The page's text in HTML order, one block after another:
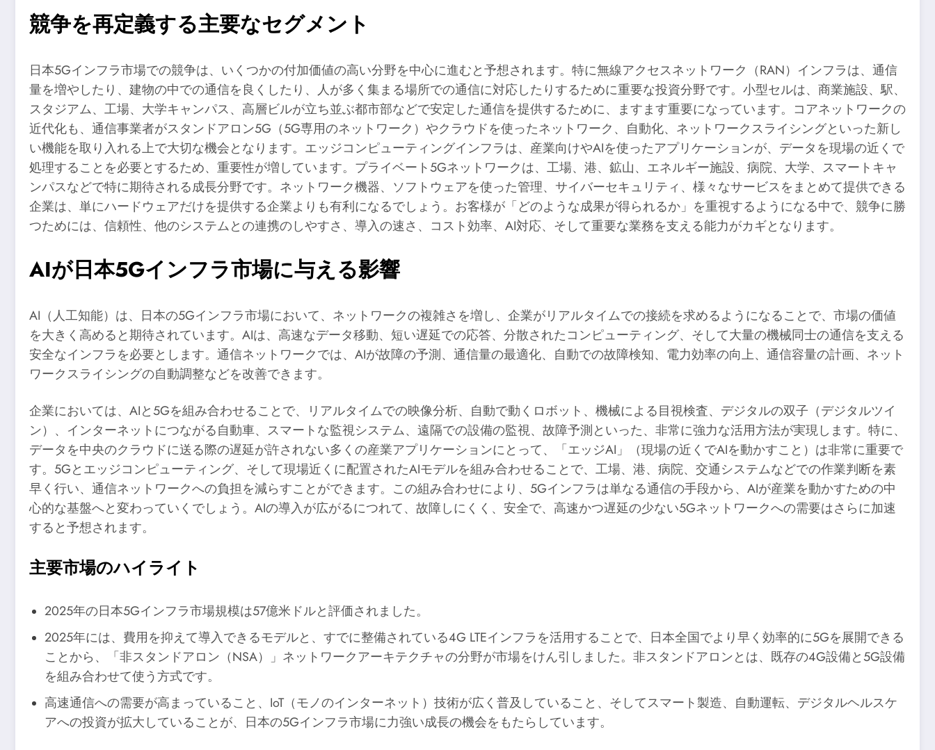
競争を再定義する主要なセグメント
日本5Gインフラ市場での競争は、いくつかの付加価値の高い分野を中心に進むと予想されます。特に無線アクセスネットワーク（RAN）インフラは、通信
量を増やしたり、建物の中での通信を良くしたり、人が多く集まる場所での通信に対応したりするために重要な投資分野です。小型セルは、商業施設、駅、
スタジアム、工場、大学キャンパス、高層ビルが立ち並ぶ都市部などで安定した通信を提供するために、ますます重要になっています。コアネットワークの
近代化も、通信事業者がスタンドアロン5G（5G専用のネットワーク）やクラウドを使ったネットワーク、自動化、ネットワークスライシングといった新し
い機能を取り入れる上で大切な機会となります。エッジコンピューティングインフラは、産業向けやAIを使ったアプリケーションが、データを現場の近くで
処理することを必要とするため、重要性が増しています。プライベート5Gネットワークは、工場、港、鉱山、エネルギー施設、病院、大学、スマートキャ
ンパスなどで特に期待される成長分野です。ネットワーク機器、ソフトウェアを使った管理、サイバーセキュリティ、様々なサービスをまとめて提供できる
企業は、単にハードウェアだけを提供する企業よりも有利になるでしょう。お客様が「どのような成果が得られるか」を重視するようになる中で、競争に勝
つためには、信頼性、他のシステムとの連携のしやすさ、導入の速さ、コスト効率、AI対応、そして重要な業務を支える能力がカギとなります。
AIが日本5Gインフラ市場に与える影響
AI（人工知能）は、日本の5Gインフラ市場において、ネットワークの複雑さを増し、企業がリアルタイムでの接続を求めるようになることで、市場の価値
を大きく高めると期待されています。AIは、高速なデータ移動、短い遅延での応答、分散されたコンピューティング、そして大量の機械同士の通信を支える
安全なインフラを必要とします。通信ネットワークでは、AIが故障の予測、通信量の最適化、自動での故障検知、電力効率の向上、通信容量の計画、ネット
ワークスライシングの自動調整などを改善できます。
企業においては、AIと5Gを組み合わせることで、リアルタイムでの映像分析、自動で動くロボット、機械による目視検査、デジタルの双子（デジタルツイ
ン）、インターネットにつながる自動車、スマートな監視システム、遠隔での設備の監視、故障予測といった、非常に強力な活用方法が実現します。特に、
データを中央のクラウドに送る際の遅延が許されない多くの産業アプリケーションにとって、「エッジAI」（現場の近くでAIを動かすこと）は非常に重要で
す。5Gとエッジコンピューティング、そして現場近くに配置されたAIモデルを組み合わせることで、工場、港、病院、交通システムなどでの作業判断を素
早く行い、通信ネットワークへの負担を減らすことができます。この組み合わせにより、5Gインフラは単なる通信の手段から、AIが産業を動かすための中
心的な基盤へと変わっていくでしょう。AIの導入が広がるにつれて、故障しにくく、安全で、高速かつ遅延の少ない5Gネットワークへの需要はさらに加速
すると予想されます。
主要市場のハイライト
2025年の日本5Gインフラ市場規模は57億米ドルと評価されました。
2025年には、費用を抑えて導入できるモデルと、すでに整備されている4G LTEインフラを活用することで、日本全国でより早く効率的に5Gを展開できる
ことから、「非スタンドアロン（NSA）」ネットワークアーキテクチャの分野が市場をけん引しました。非スタンドアロンとは、既存の4G設備と5G設備
を組み合わせて使う方式です。
高速通信への需要が高まっていること、IoT（モノのインターネット）技術が広く普及していること、そしてスマート製造、自動運転、デジタルヘルスケ
アへの投資が拡大していることが、日本の5Gインフラ市場に力強い成長の機会をもたらしています。